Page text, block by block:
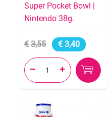
Super Pocket Bowl |
Nintendo 38g.
3,55 3,40
 